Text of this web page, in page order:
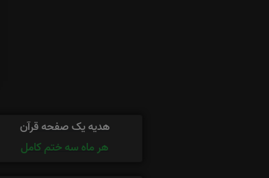
هدیه یک صفحه قرآن
هر ماه سه ختم کامل